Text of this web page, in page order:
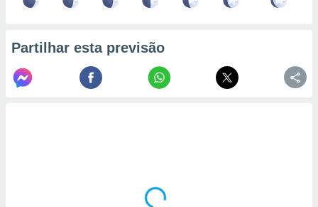
Partilhar esta previsão